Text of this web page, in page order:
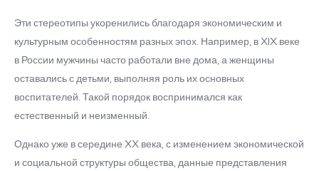
Эти стереотипы укоренились благодаря экономическим и
культурным особенностям разных эпох. Например, в XIX веке
в России мужчины часто работали вне дома, а женщины
оставались с детьми, выполняя роль их основных
воспитателей. Такой порядок воспринимался как
естественный и неизменный.
Однако уже в середине XX века, с изменением экономической
и социальной структуры общества, данные представления